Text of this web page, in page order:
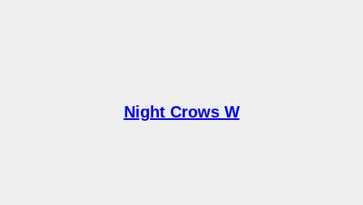
Night Crows W